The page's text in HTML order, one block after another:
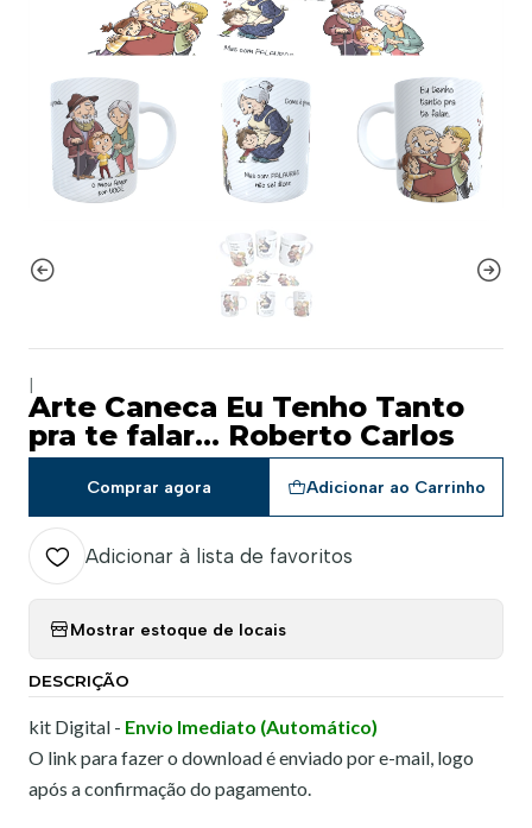
Arte Caneca Eu Tenho Tanto
pra te falar... Roberto Carlos
Adicionar ao Carrinho
Comprar agora
Adicionar à lista de favoritos
Mostrar estoque de locais
DESCRIÇÃO
kit Digital - Envio Imediato (Automático)
O link para fazer o download é enviado por e-mail, logo
após a confirmação do pagamento.